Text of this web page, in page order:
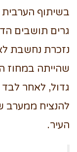
בשיתוף
גרים תושבים
נזכרת נחשבת
שהייתה במחוז
גדול, לאחר
להנציח ממערב
העיר.